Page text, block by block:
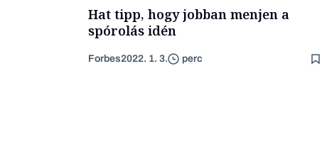
Hat tipp, hogy jobban menjen a
spórolás idén
Forbes2022. 1. 3. perc